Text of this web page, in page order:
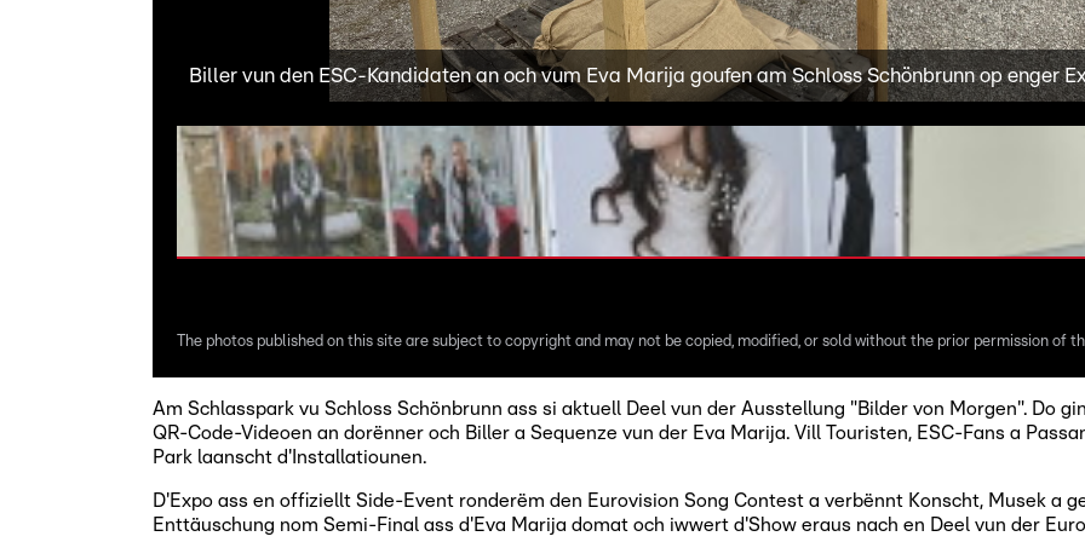
Biller vun den ESC-Kandidaten an och vum Eva Marija goufen am Schloss Schönbrunn op enger
The photos published on this site are subject to copyright and may not be copied, modified, or sold without the prior permission of
Am Schlasspark vu Schloss Schönbrunn ass si aktuell Deel vun der Ausstellung "Bilder von Morgen". Do
QR-Code-Videoen an dorënner och Biller a Sequenze vun der Eva Marija. Vill Touristen, ESC-Fans a
Park laanscht d'Installatiounen.
D'Expo ass en offiziellt Side-Event ronderëm den Eurovision Song Contest a verbënnt Konscht, Musek a
Enttäuschung nom Semi-Final ass d'Eva Marija domat och iwwert d'Show eraus nach en Deel vun der